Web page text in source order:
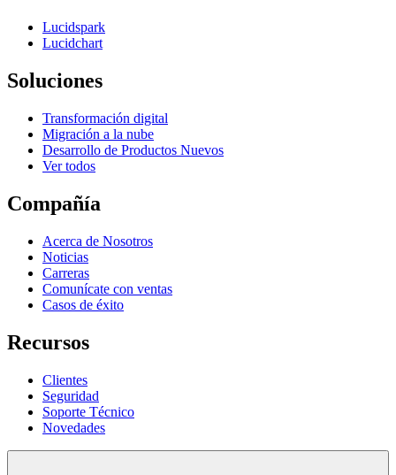
Lucidspark
Lucidchart
Soluciones
Transformación digital
Migración a la nube
Desarrollo de Productos Nuevos
Ver todos
Compañía
Acerca de Nosotros
Noticias
Carreras
Comunícate con ventas
Casos de éxito
Recursos
Clientes
Seguridad
Soporte Técnico
Novedades